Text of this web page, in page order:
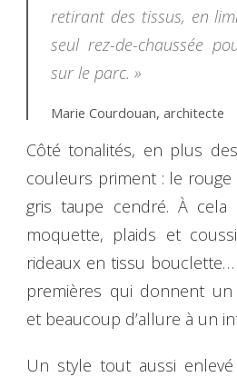
retirant des tissus, en
seul rez-de-chaussée
sur le parc. »
Marie Courdouan, architecte
Côté tonalités, en plus
couleurs priment : le rouge
gris taupe cendré. À cela
moquette, plaids et
rideaux en tissu
premières qui donnent
et beaucoup d’allure à un
Un style tout aussi